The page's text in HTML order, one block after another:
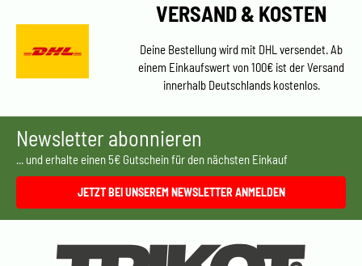
VERSAND & KOSTEN
Deine Bestellung wird mit DHL versendet. Ab
einem Einkaufswert von 100€ ist der Versand
innerhalb Deutschlands kostenlos.
Newsletter abonnieren
... und erhalte einen 5€ Gutschein für den nächsten Einkauf
JETZT BEI UNSEREM NEWSLETTER ANMELDEN